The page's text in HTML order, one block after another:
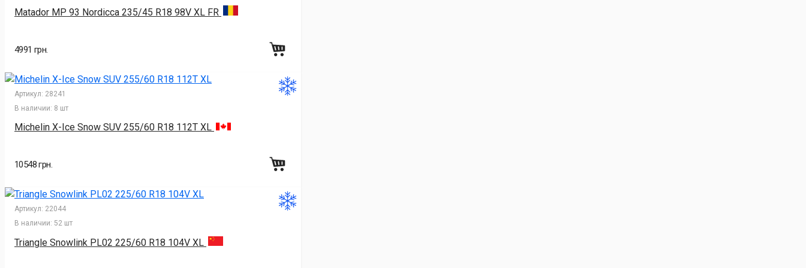
Matador MP 93 Nordicca 235/45 R18 98V XL FR
4991 грн.
Артикул: 28241
В наличии: 8 шт
Michelin X-Ice Snow SUV 255/60 R18 112T XL
10548 грн.
Артикул: 22044
В наличии: 52 шт
Triangle Snowlink PL02 225/60 R18 104V XL